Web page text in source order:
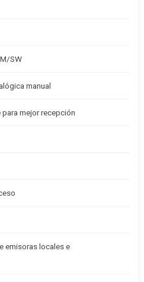
SW
manual
mejor recepción
emisoras locales e